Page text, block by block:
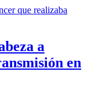
a
en